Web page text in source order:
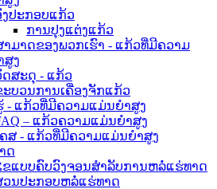
ງປະກອບແກ້ວ
ການປຸງແຕ່ງແກ້ວ
າມາດຂອງພວກເຮົາ - ແກ້ວທີ່ມີຄວາມ
ສູງ
ດສະດຸ - ແກ້ວ
ະບວນການເຄື່ອງຈັກແກ້ວ
- ແກ້ວທີ່ມີຄວາມແມ່ນຍໍາສູງ
– ແກ້ວຄວາມແມ່ນຍໍາສູງ
ຄສ - ແກ້ວທີ່ມີຄວາມແມ່ນຍໍາສູງ
ດ
ຂແບບຄົບວົງຈອນສຳລັບການຫລໍ່ແຮ່ທາດ
ວນປະກອບຫລໍ່ແຮ່ທາດ